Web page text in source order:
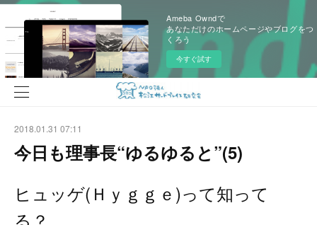
Ameba Owndで
あなただけのホームページやブログをつ
くろう
今すぐ試す
2018.01.31 07:11
今日も理事長“ゆるゆると”(5)
ヒュッゲ(Ｈｙｇｇｅ)って知って
る？